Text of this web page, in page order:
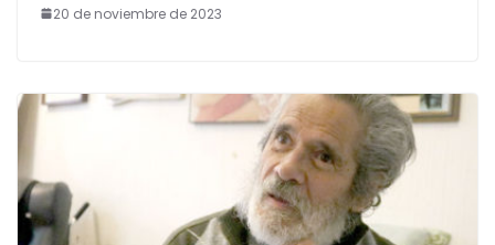
20 de noviembre de 2023